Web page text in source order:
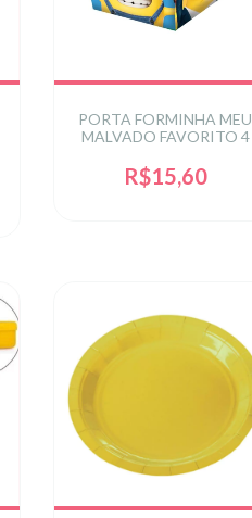
PORTA FORMINHA MEU
MALVADO FAVORITO 4
R$15,60